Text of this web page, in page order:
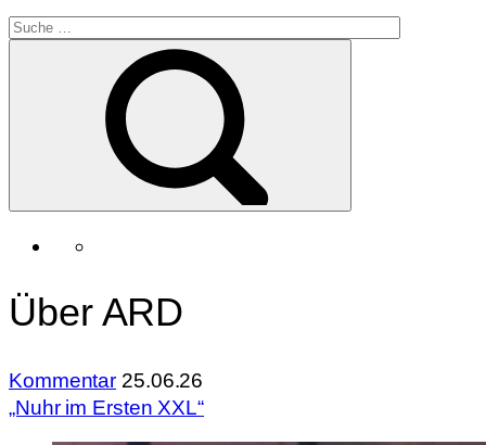
Über ARD
Kommentar 25.06.26
„Nuhr im Ersten XXL“